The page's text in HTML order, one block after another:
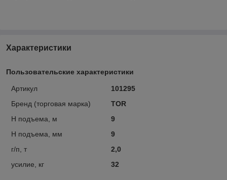
Характеристики
Пользовательские характеристики
Артикул
101295
Бренд (торговая марка)
TOR
Н подъема, м
9
Н подъема, мм
9
г/п, т
2,0
усилие, кг
32